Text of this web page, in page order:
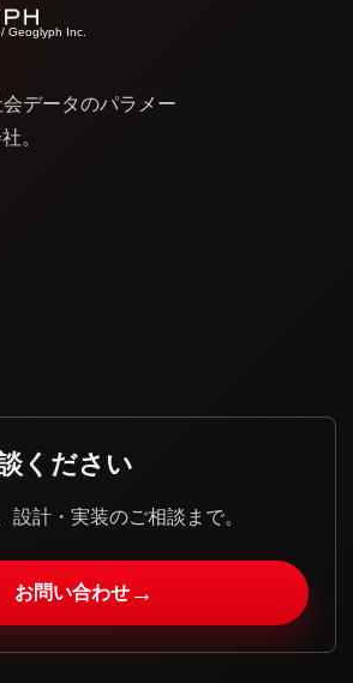
Geoglyph Inc.
データのパラメー
。
ください
設計・実装のご相談まで。
お問い合わせ →